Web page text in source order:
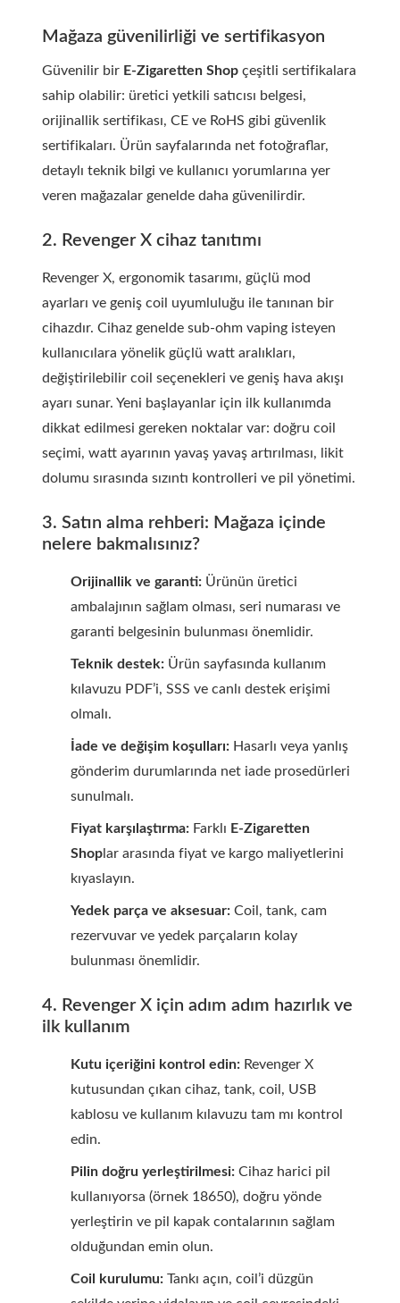
Mağaza güvenilirliği ve sertifikasyon
Güvenilir bir E-Zigaretten Shop çeşitli sertifikalara
sahip olabilir: üretici yetkili satıcısı belgesi,
orijinallik sertifikası, CE ve RoHS gibi güvenlik
sertifikaları. Ürün sayfalarında net fotoğraflar,
detaylı teknik bilgi ve kullanıcı yorumlarına yer
veren mağazalar genelde daha güvenilirdir.
2. Revenger X cihaz tanıtımı
Revenger X, ergonomik tasarımı, güçlü mod
ayarları ve geniş coil uyumluluğu ile tanınan bir
cihazdır. Cihaz genelde sub-ohm vaping isteyen
kullanıcılara yönelik güçlü watt aralıkları,
değiştirilebilir coil seçenekleri ve geniş hava akışı
ayarı sunar. Yeni başlayanlar için ilk kullanımda
dikkat edilmesi gereken noktalar var: doğru coil
seçimi, watt ayarının yavaş yavaş artırılması, likit
dolumu sırasında sızıntı kontrolleri ve pil yönetimi.
3. Satın alma rehberi: Mağaza içinde
nelere bakmalısınız?
Orijinallik ve garanti: Ürünün üretici
ambalajının sağlam olması, seri numarası ve
garanti belgesinin bulunması önemlidir.
Teknik destek: Ürün sayfasında kullanım
kılavuzu PDF’i, SSS ve canlı destek erişimi
olmalı.
İade ve değişim koşulları: Hasarlı veya yanlış
gönderim durumlarında net iade prosedürleri
sunulmalı.
Fiyat karşılaştırma: Farklı E-Zigaretten
Shop lar arasında fiyat ve kargo maliyetlerini
kıyaslayın.
Yedek parça ve aksesuar: Coil, tank, cam
rezervuvar ve yedek parçaların kolay
bulunması önemlidir.
4. Revenger X için adım adım hazırlık ve
ilk kullanım
Kutu içeriğini kontrol edin: Revenger X
kutusundan çıkan cihaz, tank, coil, USB
kablosu ve kullanım kılavuzu tam mı kontrol
edin.
Pilin doğru yerleştirilmesi: Cihaz harici pil
kullanıyorsa (örnek 18650), doğru yönde
yerleştirin ve pil kapak contalarının sağlam
olduğundan emin olun.
Coil kurulumu: Tankı açın, coil’i düzgün